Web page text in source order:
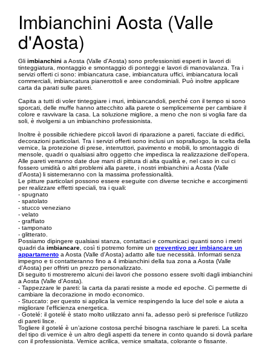
Imbianchini Aosta (Valle
d'Aosta)
Gli imbianchini a Aosta (Valle d'Aosta) sono professionisti esperti in lavori di
tinteggiatura, montaggio e smontaggio di ponteggi e lavori di manovalanza. Tra i
servizi offerti ci sono: imbiancatura case, imbiancatura uffici, imbiancatura locali
commerciali, imbiancatura pianerottoli e aree condominiali. Può inoltre applicare
carta da parati sulle pareti.
Capita a tutti di voler tinteggiare i muri, imbiancandoli, perché con il tempo si sono
sporcati, delle muffe hanno attecchito alla parete o semplicemente per cambiare il
colore e ravvivare la casa. La soluzione migliore, a meno che non si voglia fare da
soli, è rivolgersi a un imbianchino professionista.
Inoltre è possibile richiedere piccoli lavori di riparazione a pareti, facciate di edifici,
decorazioni particolari. Tra i servizi offerti sono inclusi un sopralluogo, la scelta della
vernice, la protezione di prese, interruttori, pavimento e mobili, lo smontaggio di
mensole, quadri o qualsiasi altro oggetto che impedisca la realizzazione dell’opera.
Alle pareti verranno date due mani di pittura di alta qualità e, nel caso in cui ci
fossero umidità o altri problemi alla parete, i nostri imbianchini a Aosta (Valle
d'Aosta) li sistemeranno con la massima professionalità.
Le pitture particolari possono essere eseguite con diverse tecniche e accorgimenti
per realizzare effetti speciali, tra i quali:
- spugnato
- spatolato
- stucco veneziano
- velato
- graffiato
- tamponato
- glitterato.
Possiamo dipingere qualsiasi stanza, contattaci e comunicaci quanti sono i metri
quadri da imbiancare , così ti potremo fornire un preventivo per imbiancare un
appartamento a Aosta (Valle d'Aosta) adatto alle tue necessità. Informati senza
impegno e ti contatteranno fino a 4 imbianchini della tua zona a Aosta (Valle
d'Aosta) per offrirti un prezzo personalizzato.
Di seguito ti mostreremo alcuni dei lavori che possono essere svolti dagli imbianchini
a Aosta (Valle d'Aosta).
- Tappezzare le pareti: la carta da parati resiste a mode ed epoche. Ci permette di
cambiare la decorazione in modo economico.
- Stuccato: per questo si applica la vernice respingendo la luce del sole e aiuta a
migliorare l'efficienza energetica.
- Gotelé: il gotelé è stato molto utilizzato anni fa, adesso però si preferisce l’utilizzo
di pareti lisce.
Togliere il gotelé è un’azione costosa perché bisogna raschiare le pareti. La scelta
del tipo di vernice è un altro degli aspetti da tenere in conto quando si dovrà parlare
con il professionista. Vernice acrilica, vernice smaltata, colorante o fissante.